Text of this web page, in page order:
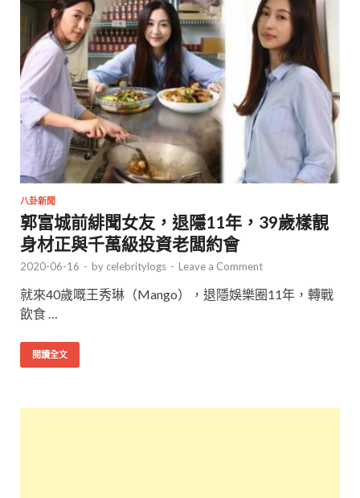
八卦新聞
郭富城前緋聞女友，退隱11年，39歲樣靚
身材正與千萬級投資老闆約會
2020-06-16 - by celebritylogs - Leave a Comment
就來40歲嘅王秀琳（Mango），退隱娛樂圈11年，轉戰
飲食 …
閱讀全文